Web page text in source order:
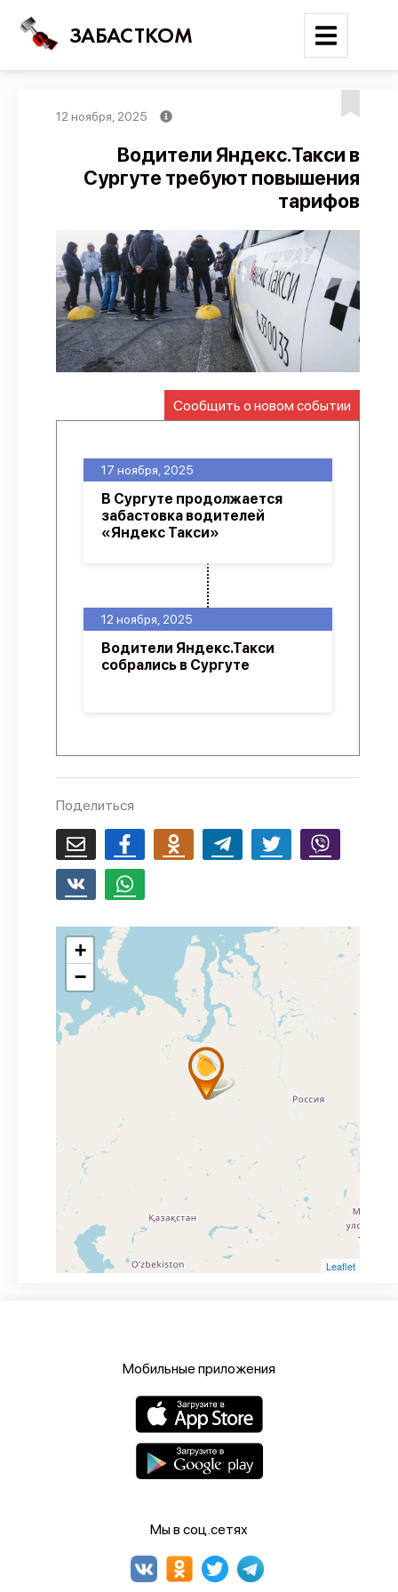
ЗАБАСТКОМ
Поиск
Карта событий
Трудовые конфликты
Отчеты
Предложить публикацию
Справочник
API
О проекте
12 ноября, 2025
Водители Яндекс.Такси в
Сургуте требуют повышения
тарифов
Сообщить о новом событии
12 ноября, 2025
Водители Яндекс.Такси
собрались в Сургуте
17 ноября, 2025
В Сургуте продолжается
забастовка водителей
«Яндекс Такси»
Поделиться
+
−
Leaflet
Мобильные приложения
Мы в соц.сетях